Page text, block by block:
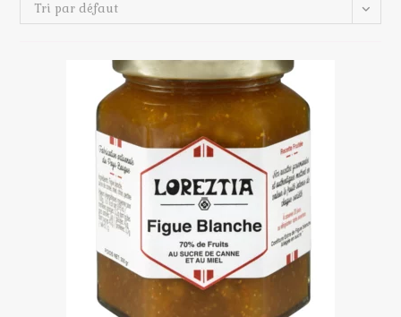
Tri par défaut